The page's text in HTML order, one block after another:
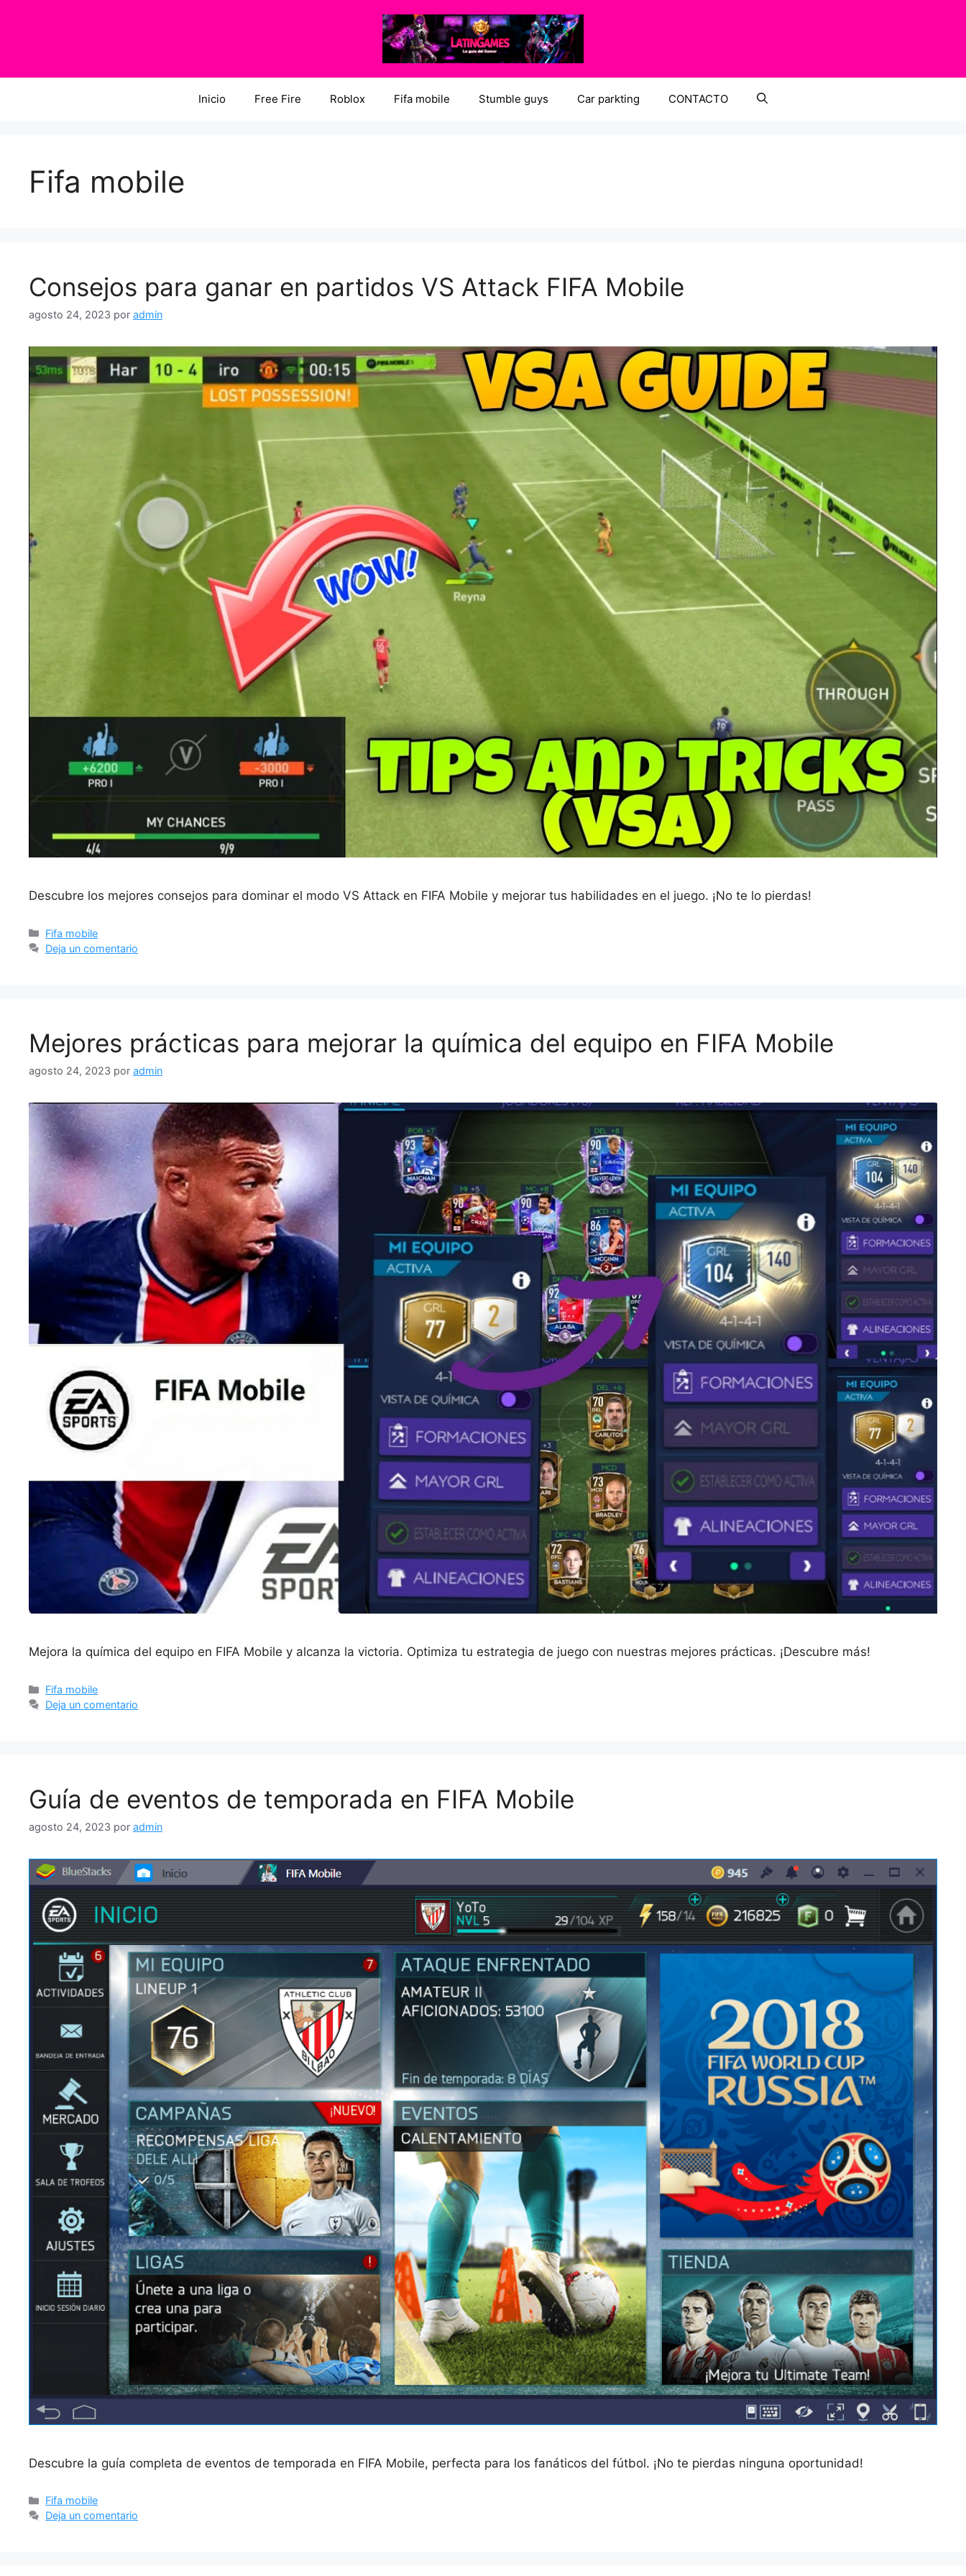
Inicio Free Fire Roblox Fifa mobile Stumble guys Car parkting CONTACTO
Fifa mobile
Consejos para ganar en partidos VS Attack FIFA Mobile
agosto 24, 2023 por admin
Descubre los mejores consejos para dominar el modo VS Attack en FIFA Mobile y mejorar tus habilidades en el juego. ¡No te lo pierdas!
Categorías
Fifa mobile
Deja un comentario
Mejores prácticas para mejorar la química del equipo en FIFA Mobile
agosto 24, 2023 por admin
Mejora la química del equipo en FIFA Mobile y alcanza la victoria. Optimiza tu estrategia de juego con nuestras mejores prácticas. ¡Descubre más!
Categorías
Fifa mobile
Deja un comentario
Guía de eventos de temporada en FIFA Mobile
agosto 24, 2023 por admin
Descubre la guía completa de eventos de temporada en FIFA Mobile, perfecta para los fanáticos del fútbol. ¡No te pierdas ninguna oportunidad!
Categorías
Fifa mobile
Deja un comentario